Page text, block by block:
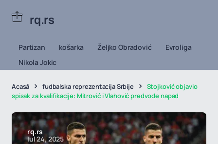
rq.rs
Partizan košarka Željko Obradović
Evroliga
Nikola Jokic
Acasă fudbalska reprezentacija Srbije
Stojković objavio
spisak za kvalifikacije: Mitrović i Vlahović predvode napad
rq.rs
Iul 24, 2025